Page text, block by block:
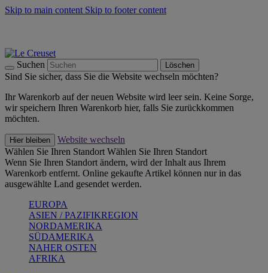
Skip to main content Skip to footer content
Suchen Löschen
Sind Sie sicher, dass Sie die Website wechseln möchten?
Ihr Warenkorb auf der neuen Website wird leer sein. Keine Sorge,
wir speichern Ihren Warenkorb hier, falls Sie zurückkommen
möchten.
Hier bleiben
Website wechseln
Wählen Sie Ihren Standort Wählen Sie Ihren Standort
Wenn Sie Ihren Standort ändern, wird der Inhalt aus Ihrem
Warenkorb entfernt. Online gekaufte Artikel können nur in das
ausgewählte Land gesendet werden.
EUROPA
ASIEN / PAZIFIKREGION
NORDAMERIKA
SÜDAMERIKA
NAHER OSTEN
AFRIKA